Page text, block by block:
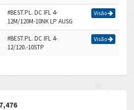
#BEST.PL. DC IFL 4-
12M/120M-10NK LP AUSG
Visão
#BEST.PL. DC IFL 4-
12/120.-10STP
Visão